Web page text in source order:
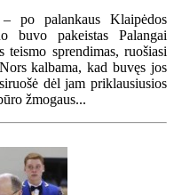
po palankaus Klaipėdos
buvo pakeistas Palangai
teismo sprendimas, ruošiasi
kalbama, kad buvęs jos
dėl jam priklausiusios
žmogaus...